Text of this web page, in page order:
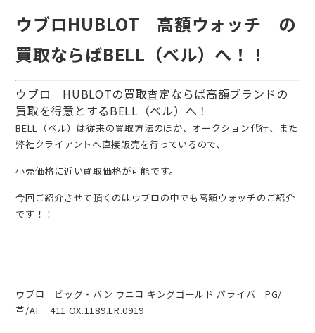
ウブロHUBLOT 高額ウォッチ の
買取ならばBELL（ベル）へ！！
ウブロ HUBLOTの買取査定ならば高額ブランドの
買取を得意とするBELL（ベル）へ！
BELL（ベル）は従来の買取方法のほか、オークション代行、また
弊社クライアントへ直接販売を行っているので、
小売価格に近い買取価格が可能です。
今回ご紹介させて頂くのはウブロの中でも高額ウォッチのご紹介
です！！
ウブロ ビッグ・バン ウニコ キングゴールド パライバ PG/
革/AT 411.OX.1189.LR.0919